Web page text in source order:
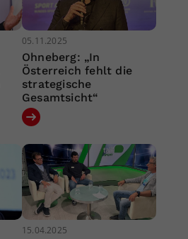
05.11.2025
Ohneberg: „In
Österreich fehlt die
strategische
Gesamtsicht“
15.04.2025